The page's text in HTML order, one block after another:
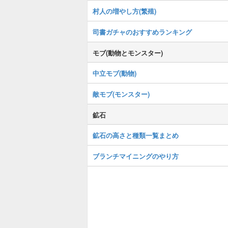
村人の増やし方(繁殖)
司書ガチャのおすすめランキング
モブ(動物とモンスター)
中立モブ(動物)
敵モブ(モンスター)
鉱石
鉱石の高さと種類一覧まとめ
ブランチマイニングのやり方